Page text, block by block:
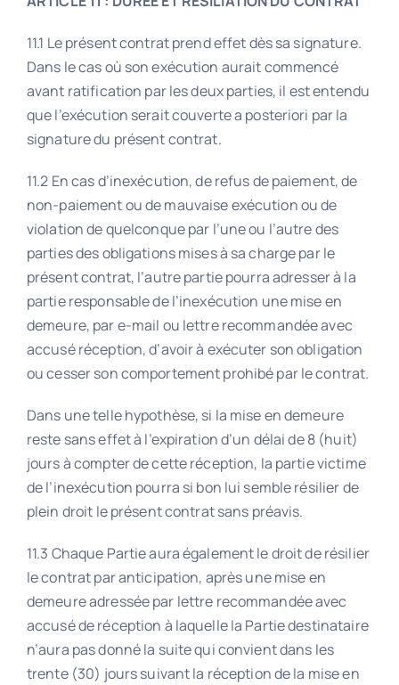
11.1 Le présent contrat prend effet dès sa signature.
Dans le cas où son exécution aurait commencé
avant ratification par les deux parties, il est entendu
que l’exécution serait couverte a posteriori par la
signature du présent contrat.
11.2 En cas d’inexécution, de refus de paiement, de
non-paiement ou de mauvaise exécution ou de
violation de quelconque par l’une ou l’autre des
parties des obligations mises à sa charge par le
présent contrat, l’autre partie pourra adresser à la
partie responsable de l’inexécution une mise en
demeure, par e-mail ou lettre recommandée avec
accusé réception, d’avoir à exécuter son obligation
ou cesser son comportement prohibé par le contrat.
Dans une telle hypothèse, si la mise en demeure
reste sans effet à l’expiration d’un délai de 8 (huit)
jours à compter de cette réception, la partie victime
de l’inexécution pourra si bon lui semble résilier de
plein droit le présent contrat sans préavis.
11.3 Chaque Partie aura également le droit de résilier
le contrat par anticipation, après une mise en
demeure adressée par lettre recommandée avec
accusé de réception à laquelle la Partie destinataire
n’aura pas donné la suite qui convient dans les
trente (30) jours suivant la réception de la mise en